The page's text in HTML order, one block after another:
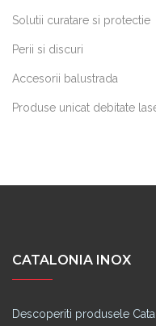
Solutii curatare si protectie
Perii si discuri
Accesorii balustrada
Produse unicat debitate
CATALONIA INOX
Descoperiti produsele